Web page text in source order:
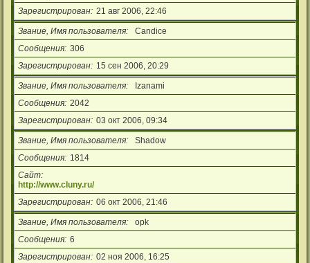
Зарегистрирован 21 авг 2006, 22:46
Звание, Имя пользователя
Candice
Сообщения 306
Зарегистрирован
15 сен 2006, 20:29
Звание, Имя пользователя
Izanami
Сообщения 2042
Зарегистрирован 03 окт 2006, 09:34
Звание, Имя пользователя
Shadow
Сообщения
1814
Сайт
http://www.cluny.ru/
Зарегистрирован 06 окт 2006, 21:46
Звание, Имя пользователя
opk
Сообщения 6
Зарегистрирован 02 ноя 2006, 16:25